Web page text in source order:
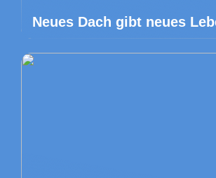
Neues Dach gibt neues